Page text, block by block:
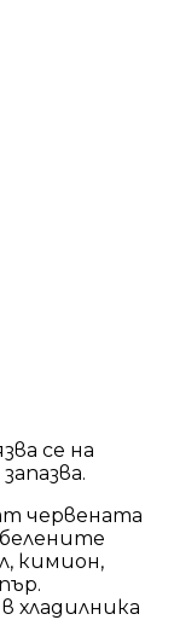
се на
червената
кимион,
хладилника